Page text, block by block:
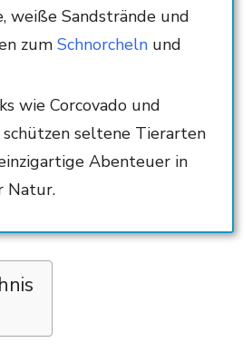
weiße Sandstrände und
zum Schnorcheln und
wie Corcovado und
seltene Tierarten
Abenteuer in
Natur.